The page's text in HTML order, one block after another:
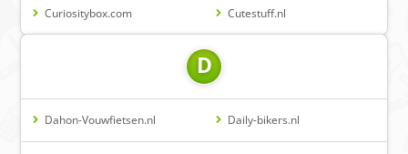
Curiositybox.com Cutestuff.nl
D
Dahon-Vouwfietsen.nl Daily-bikers.nl